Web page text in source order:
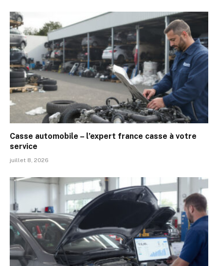
Casse automobile – l’expert france casse à votre
service
juillet 8, 2026